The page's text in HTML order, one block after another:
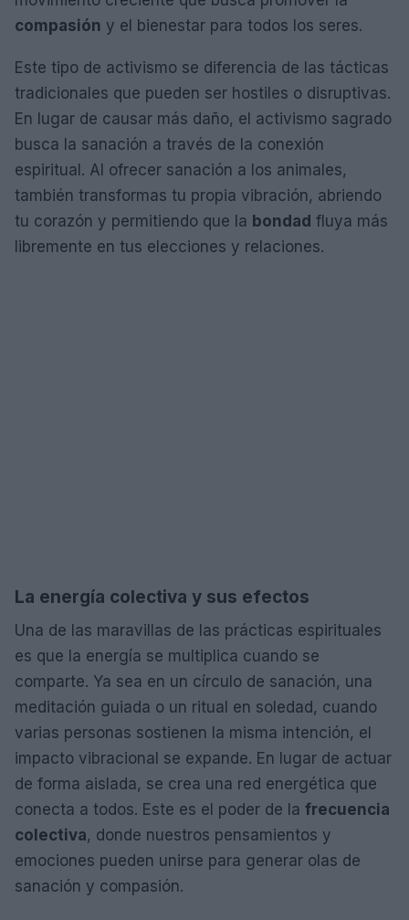
compasión y el bienestar para todos los seres.
Este tipo de activismo se diferencia de las tácticas
tradicionales que pueden ser hostiles o disruptivas.
En lugar de causar más daño, el activismo sagrado
busca la sanación a través de la conexión
espiritual. Al ofrecer sanación a los animales,
también transformas tu propia vibración, abriendo
tu corazón y permitiendo que la bondad fluya más
libremente en tus elecciones y relaciones.
La energía colectiva y sus efectos
Una de las maravillas de las prácticas espirituales
es que la energía se multiplica cuando se
comparte. Ya sea en un círculo de sanación, una
meditación guiada o un ritual en soledad, cuando
varias personas sostienen la misma intención, el
impacto vibracional se expande. En lugar de actuar
de forma aislada, se crea una red energética que
conecta a todos. Este es el poder de la frecuencia
colectiva, donde nuestros pensamientos y
emociones pueden unirse para generar olas de
sanación y compasión.